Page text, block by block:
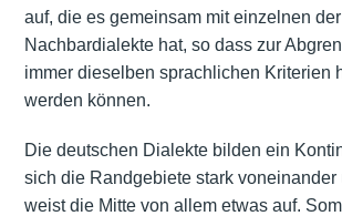
auf, die es gemeinsam mit einzelnen der
Nachbardialekte hat, so dass zur
immer dieselben sprachlichen Kriterien
werden können.
Die deutschen Dialekte bilden ein
sich die Randgebiete stark voneinander
weist die Mitte von allem etwas auf.